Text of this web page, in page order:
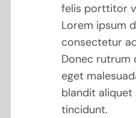
felis porttitor
Lorem ipsum
consectetur
Donec rutrum
eget
blandit aliquet
tincidunt.